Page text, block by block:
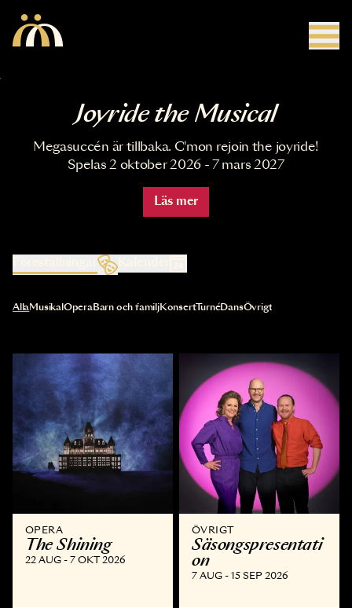
Joyride the Musical
Megasuccén är tillbaka. C'mon rejoin the joyride!
Spelas 2 oktober 2026 - 7 mars 2027
Läs mer
Kalender
Val av kategori uppdaterar innehållet automatiskt
AllaMusikal OperaBarn och familjKonsertTurnéDansÖvrigt
OPERA
The Shining
22 AUG - 7 OKT 2026
ÖVRIGT
Säsongspresentati
on
7 AUG - 15 SEP 2026